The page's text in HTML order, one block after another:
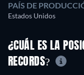
PAÍS DE
Estados Unidos
¿CUÁL ES LA
RECORDS?